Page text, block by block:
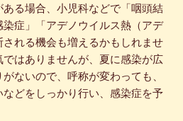
る場合、小児科などで「咽頭結
症」「アデノウイルス熱（アデ
れる機会も増えるかもしれませ
はありませんが、夏に感染が広
ないので、呼称が変わっても、
どをしっかり行い、感染症を予